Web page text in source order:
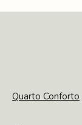
Quarto Conforto